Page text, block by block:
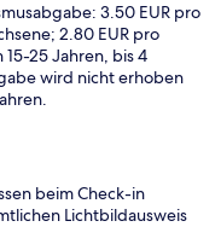
3.50 EUR pro
2.80 EUR pro
25 Jahren, bis 4
wird nicht erhoben
beim Check-in
Lichtbildausweis